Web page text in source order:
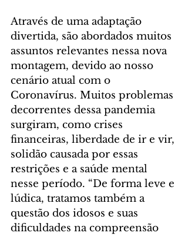
Através de uma adaptação
divertida, são abordados muitos
assuntos relevantes nessa nova
montagem, devido ao nosso
cenário atual com o
Coronavírus. Muitos problemas
decorrentes dessa pandemia
surgiram, como crises
financeiras, liberdade de ir e vir,
solidão causada por essas
restrições e a saúde mental
nesse período. “De forma leve e
lúdica, tratamos também a
questão dos idosos e suas
dificuldades na compreensão